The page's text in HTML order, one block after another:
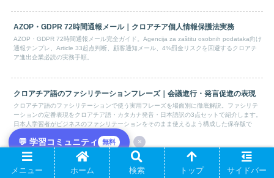
💬 学習コミュニティ 無料 ×
AZOP・GDPR 72時間通報メール｜クロアチア個人情報保護法実務
AZOP・GDPR 72時間通報メール完全ガイド。Agencija za zaštitu osobnih podataka向け
通報テンプレ、Article 33起点判断、顧客通知メール、4%罰金リスクを回避するクロアチ
ア進出企業必読の実務手順。
クロアチア語のファシリテーションフレーズ｜会議進行・発言促進の表現
クロアチア語のファシリテーションで使う実用フレーズを場面別に徹底解説。ファシリテ
ーションの定番表現をクロアチア語・カタカナ発音・日本語訳の3点セットで紹介します。
日本人学習者がビジネスのファシリテーションをそのまま使えるよう構成した保存版で
す。
クロアチア語ビジネスメールの結び｜S poštovanjem/Lijep
メニュー ホーム 検索 トップ サイドバー